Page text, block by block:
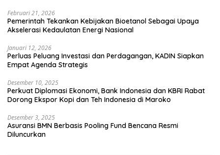
Februari 21, 2026
Pemerintah Tekankan Kebijakan Bioetanol Sebagai Upaya
Akselerasi Kedaulatan Energi Nasional
Januari 12, 2026
Perluas Peluang Investasi dan Perdagangan, KADIN Siapkan
Empat Agenda Strategis
Desember 10, 2025
Perkuat Diplomasi Ekonomi, Bank Indonesia dan KBRI Rabat
Dorong Ekspor Kopi dan Teh Indonesia di Maroko
Desember 3, 2025
Asuransi BMN Berbasis Pooling Fund Bencana Resmi
Diluncurkan